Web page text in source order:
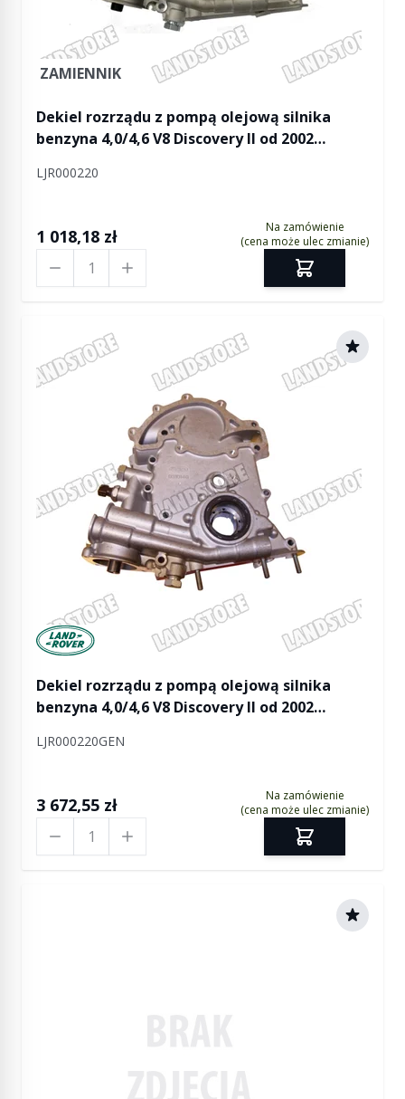
ZAMIENNIK
Dekiel rozrządu z pompą olejową silnika
benzyna 4,0/4,6 V8 Discovery II od 2002
LJR000220
1 018,18 zł
Na zamówienie
(cena może ulec zmianie)
Manufactured by Land rover
Dekiel rozrządu z pompą olejową silnika
benzyna 4,0/4,6 V8 Discovery II od 2002
LJR000220GEN
3 672,55 zł
Na zamówienie
(cena może ulec zmianie)